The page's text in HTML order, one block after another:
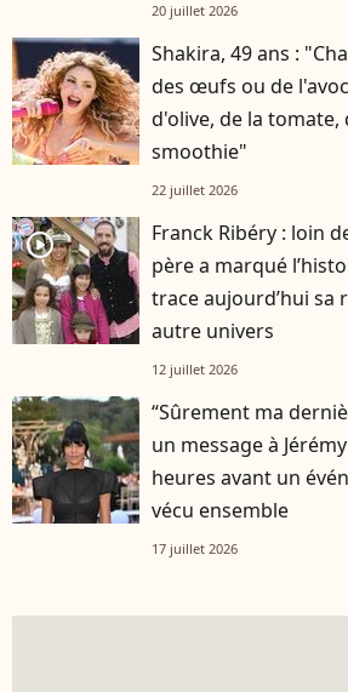
20 juillet 2026
Shakira, 49 ans :
des œufs ou de
d'olive, de la
smoothie"
22 juillet 2026
player2
Franck Ribéry : loin
père a marqué
trace aujourd’hui
autre univers
12 juillet 2026
“Sûrement ma
un message à
heures avant un
vécu ensemble
17 juillet 2026